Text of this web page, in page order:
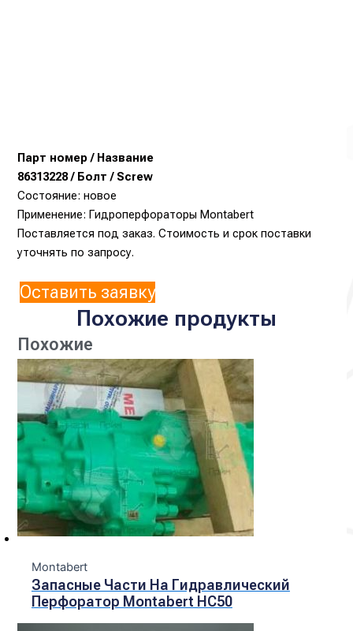
Парт номер / Название
86313228 / Болт / Screw
Состояние: новое
Применение: Гидроперфораторы Montabert
Поставляется под заказ. Стоимость и срок поставки
уточнять по запросу.
Оставить заявку
Похожие продукты
Похожие
Montabert
Запасные Части На Гидравлический
Перфоратор Montabert HC50